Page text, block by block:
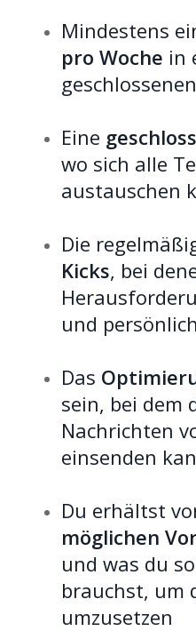
Mindestens
pro Woche in
Eine
wo sich alle
austauschen
Die
Kicks, bei
und
Das
sein, bei dem
Nachrichten
einsenden
Du erhältst
möglichen
und was du
brauchst, um
umzusetzen